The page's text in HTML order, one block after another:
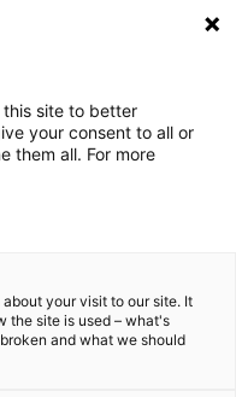
MENU
en Pays de la
de la Loire »
Nos projets
site to better
your consent to all or
them all. For more
your visit to our site. It
the site is used – what's
and what we should